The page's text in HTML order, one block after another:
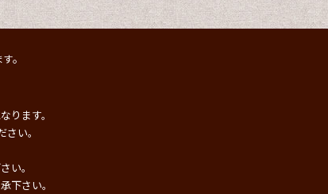
す。
ります。
い。
い。
下さい。